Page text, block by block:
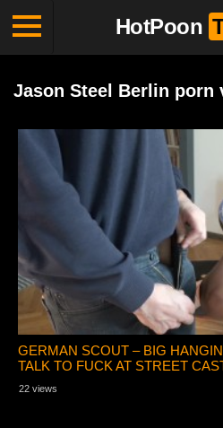
HotPoon
Jason Steel Berlin porn
GERMAN SCOUT – BIG
TALK TO FUCK AT STREET
22 views